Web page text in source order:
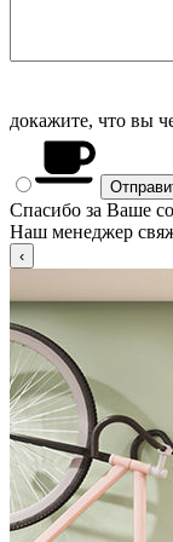
докажите, что вы
Спасибо за Ваше
Наш менеджер